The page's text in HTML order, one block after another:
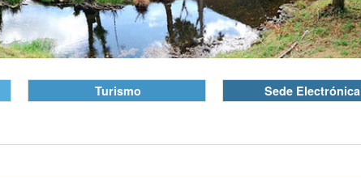
Turismo Sede Electrónica